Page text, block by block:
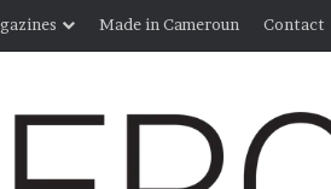
Made in Cameroun Contact